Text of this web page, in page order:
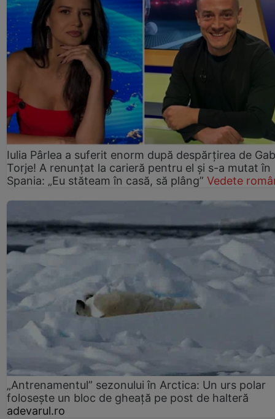
Iulia Pârlea a suferit enorm după despărțirea de
Torje! A renunțat la carieră pentru el și s-a mutat în
Spania: „Eu stăteam în casă, să plâng” Vedete
„Antrenamentul” sezonului în Arctica: Un urs polar
folosește un bloc de gheață pe post de halteră
adevarul.ro